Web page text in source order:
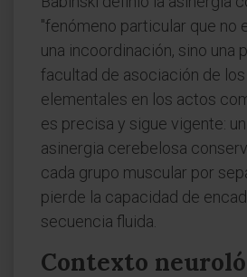
"fenómeno particular que no
una incoordinación, sino una
facultad de asociación de
elementales en los actos
es precisa y sigue vigente:
asinergia cerebelosa
cada grupo muscular por
pierde la capacidad de
secuencia fluida.
Contexto